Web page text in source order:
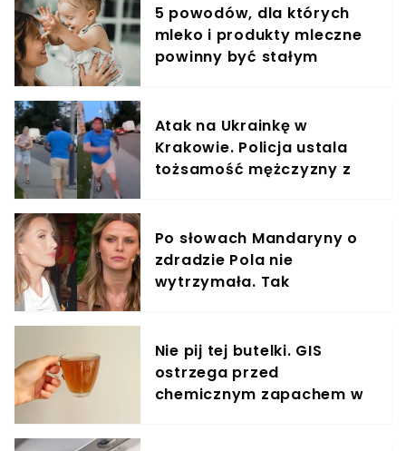
5 powodów, dla których
mleko i produkty mleczne
powinny być stałym
Atak na Ukrainkę w
Krakowie. Policja ustala
tożsamość mężczyzny z
Po słowach Mandaryny o
zdradzie Pola nie
wytrzymała. Tak
Nie pij tej butelki. GIS
ostrzega przed
chemicznym zapachem w